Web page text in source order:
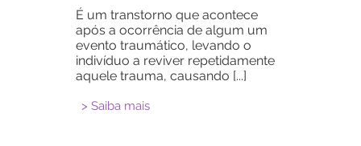
É um transtorno que acontece
após a ocorrência de algum um
evento traumático, levando o
indivíduo a reviver repetidamente
aquele trauma, causando [...]
> Saiba mais